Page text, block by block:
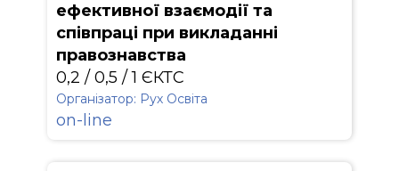
ефективної взаємодії та
співпраці при викладанні
правознавства
0,2 / 0,5 / 1 ЄКТС
Організатор: Рух Освіта
on-line